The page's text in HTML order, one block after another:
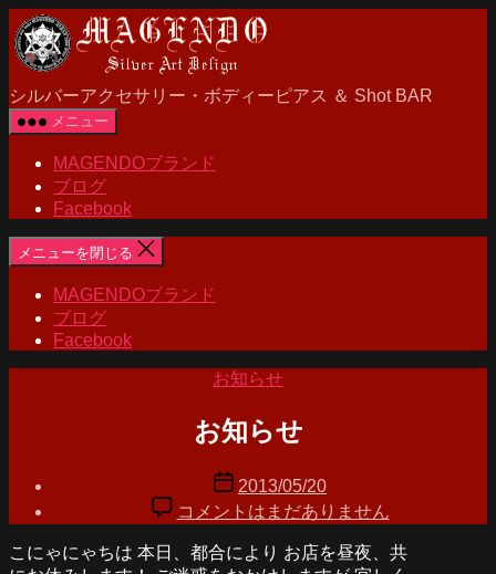
コ
ン
テ
ン
ツ
へ
シルバーアクセサリー・ボディーピアス ＆ Shot BAR
メニュー
MAGENDOブランド
ブログ
Facebook
メニューを閉じる
MAGENDOブランド
ブログ
Facebook
カ
ゴ
リ
お知らせ
お知らせ
者
者:
投
稿
日
2013/05/20
お
知
ら
コメントはまだありません
こにゃにゃちは 本日、都合により お店を昼夜、共